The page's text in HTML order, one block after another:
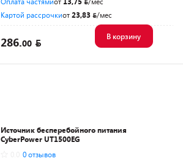
Картой рассрочкиот23,83 /мес
286.00
В корзину
Источник бесперебойного питания
CyberPower UT1500EG
0 отзывов